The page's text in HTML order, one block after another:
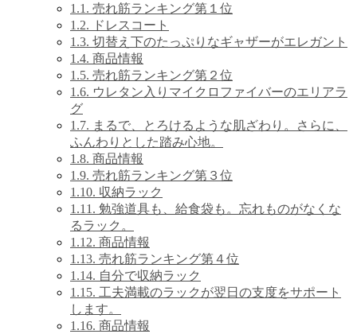
1.1. 売れ筋ランキング第１位
1.2. ドレスコート
1.3. 切替え下のたっぷりなギャザーがエレガント
1.4. 商品情報
1.5. 売れ筋ランキング第２位
1.6. ウレタン入りマイクロファイバーのエリアラ
グ
1.7. まるで、とろけるような肌ざわり。さらに、
ふんわりとした踏み心地。
1.8. 商品情報
1.9. 売れ筋ランキング第３位
1.10. 収納ラック
1.11. 勉強道具も、給食袋も。忘れものがなくな
るラック。
1.12. 商品情報
1.13. 売れ筋ランキング第４位
1.14. 自分で収納ラック
1.15. 工夫満載のラックが翌日の支度をサポート
します。
1.16. 商品情報